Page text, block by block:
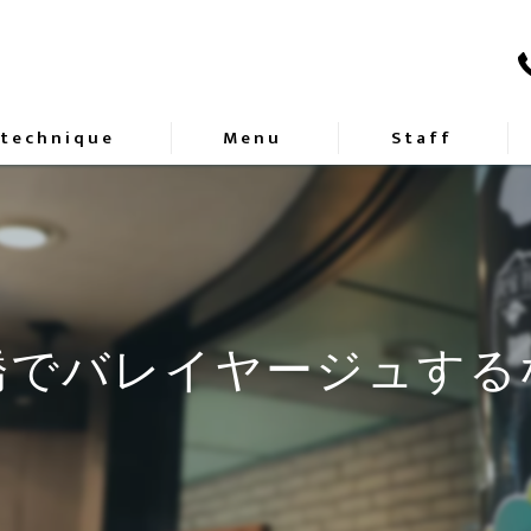
Menu Staff
バレイヤージュす